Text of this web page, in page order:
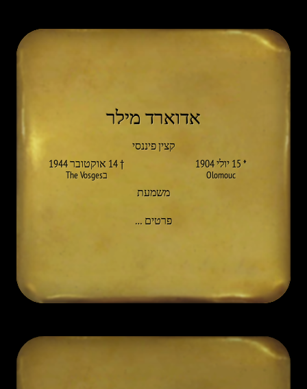
אדוארד מילר
קצין פיננסי
* 15 יולי 1904
Olomouc
† 14 אוקטובר 1944
בThe Vosges
משמעת
פרטים …